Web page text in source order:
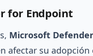
for Endpoint
Microsoft
afectar su adopción